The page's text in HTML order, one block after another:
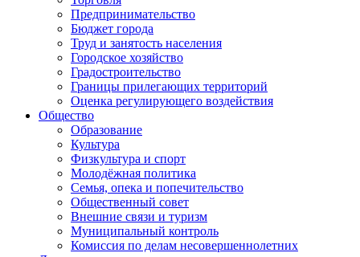
Предпринимательство
Бюджет города
Труд и занятость населения
Городское хозяйство
Градостроительство
Границы прилегающих территорий
Оценка регулирующего воздействия
Общество
Образование
Культура
Физкультура и спорт
Молодёжная политика
Семья, опека и попечительство
Общественный совет
Внешние связи и туризм
Муниципальный контроль
Комиссия по делам несовершеннолетних